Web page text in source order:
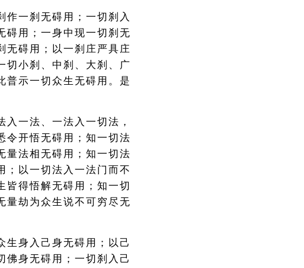
作一刹无碍用；一切刹入
碍用；一身中现一切刹无
无碍用；以一刹庄严具庄
切小刹、中刹、大刹、广
普示一切众生无碍用。是
入一法、一法入一切法，
令开悟无碍用；知一切法
量法相无碍用；知一切法
；以一切法入一法门而不
皆得悟解无碍用；知一切
量劫为众生说不可穷尽无
生身入己身无碍用；以己
佛身无碍用；一切刹入己